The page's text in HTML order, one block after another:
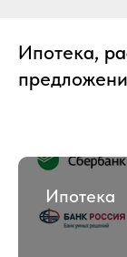
Ипотека,
Ипотека